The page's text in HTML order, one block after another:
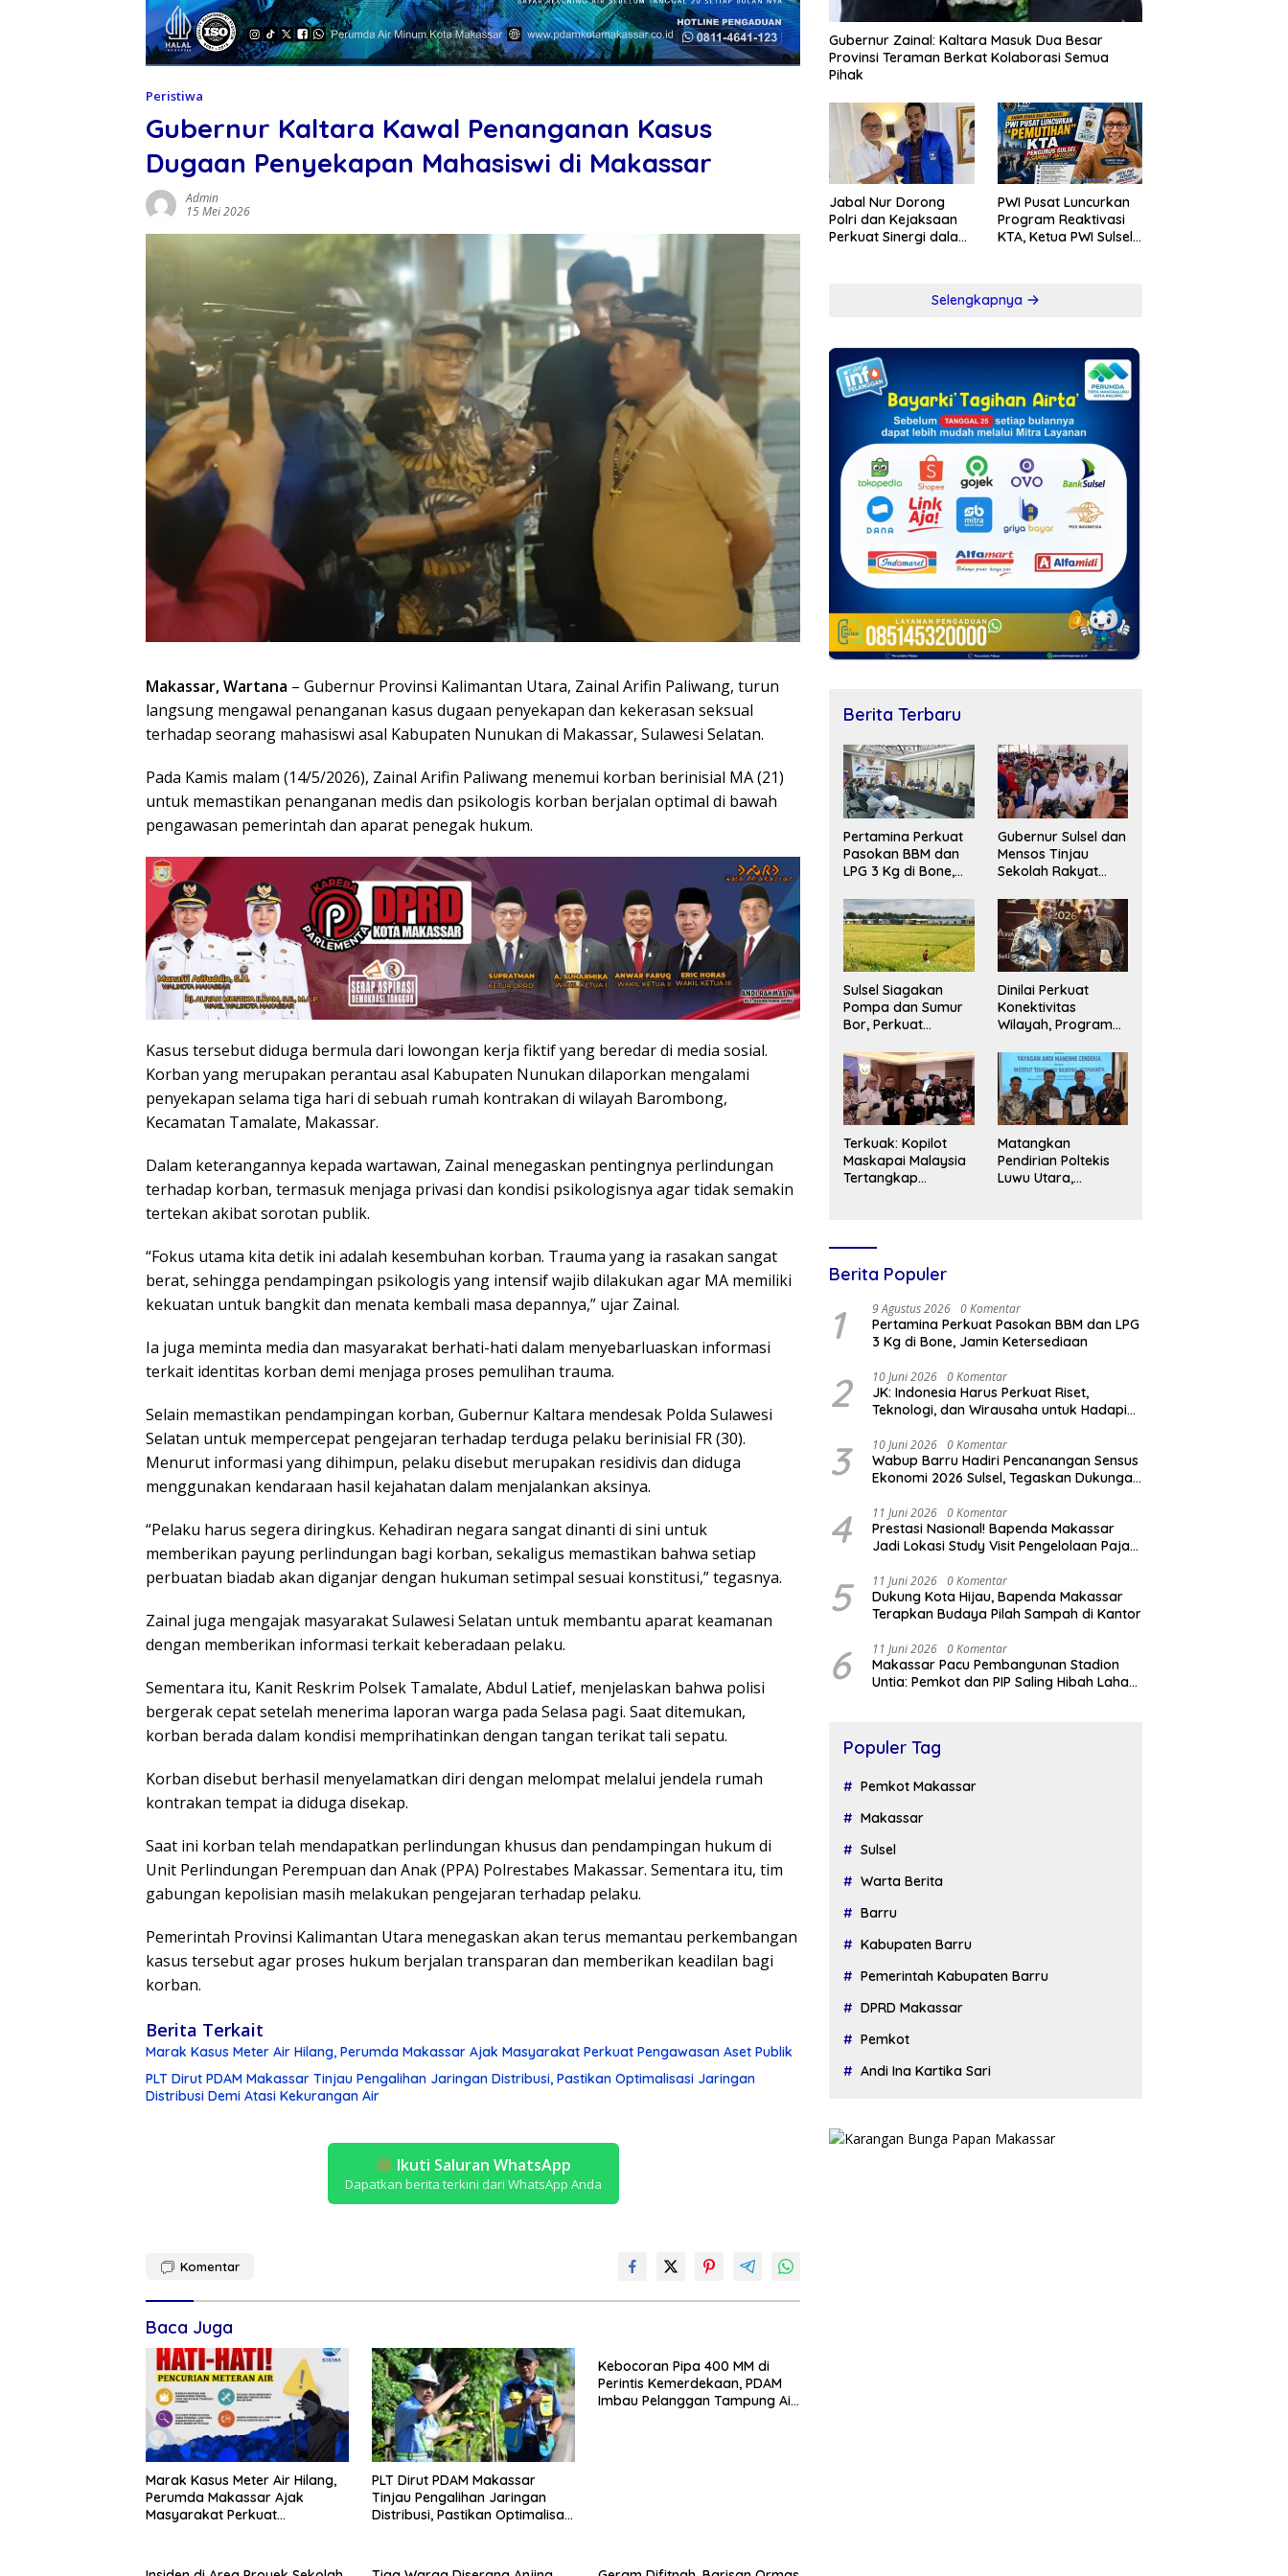
Peristiwa
Gubernur Kaltara Kawal Penanganan Kasus
Dugaan Penyekapan Mahasiswi di Makassar
Admin
15 Mei 2026
Makassar, Wartana – Gubernur Provinsi Kalimantan Utara, Zainal Arifin Paliwang, turun
langsung mengawal penanganan kasus dugaan penyekapan dan kekerasan seksual
terhadap seorang mahasiswi asal Kabupaten Nunukan di Makassar, Sulawesi Selatan.
Pada Kamis malam (14/5/2026), Zainal Arifin Paliwang menemui korban berinisial MA (21)
untuk memastikan penanganan medis dan psikologis korban berjalan optimal di bawah
pengawasan pemerintah dan aparat penegak hukum.
Kasus tersebut diduga bermula dari lowongan kerja fiktif yang beredar di media sosial.
Korban yang merupakan perantau asal Kabupaten Nunukan dilaporkan mengalami
penyekapan selama tiga hari di sebuah rumah kontrakan di wilayah Barombong,
Kecamatan Tamalate, Makassar.
Dalam keterangannya kepada wartawan, Zainal menegaskan pentingnya perlindungan
terhadap korban, termasuk menjaga privasi dan kondisi psikologisnya agar tidak semakin
tertekan akibat sorotan publik.
“Fokus utama kita detik ini adalah kesembuhan korban. Trauma yang ia rasakan sangat
berat, sehingga pendampingan psikologis yang intensif wajib dilakukan agar MA memiliki
kekuatan untuk bangkit dan menata kembali masa depannya,” ujar Zainal.
Ia juga meminta media dan masyarakat berhati-hati dalam menyebarluaskan informasi
terkait identitas korban demi menjaga proses pemulihan trauma.
Selain memastikan pendampingan korban, Gubernur Kaltara mendesak Polda Sulawesi
Selatan untuk mempercepat pengejaran terhadap terduga pelaku berinisial FR (30).
Menurut informasi yang dihimpun, pelaku disebut merupakan residivis dan diduga
menggunakan kendaraan hasil kejahatan dalam menjalankan aksinya.
“Pelaku harus segera diringkus. Kehadiran negara sangat dinanti di sini untuk
memberikan payung perlindungan bagi korban, sekaligus memastikan bahwa setiap
perbuatan biadab akan diganjar dengan hukuman setimpal sesuai konstitusi,” tegasnya.
Zainal juga mengajak masyarakat Sulawesi Selatan untuk membantu aparat keamanan
dengan memberikan informasi terkait keberadaan pelaku.
Sementara itu, Kanit Reskrim Polsek Tamalate, Abdul Latief, menjelaskan bahwa polisi
bergerak cepat setelah menerima laporan warga pada Selasa pagi. Saat ditemukan,
korban berada dalam kondisi memprihatinkan dengan tangan terikat tali sepatu.
Korban disebut berhasil menyelamatkan diri dengan melompat melalui jendela rumah
kontrakan tempat ia diduga disekap.
Saat ini korban telah mendapatkan perlindungan khusus dan pendampingan hukum di
Unit Perlindungan Perempuan dan Anak (PPA) Polrestabes Makassar. Sementara itu, tim
gabungan kepolisian masih melakukan pengejaran terhadap pelaku.
Pemerintah Provinsi Kalimantan Utara menegaskan akan terus memantau perkembangan
kasus tersebut agar proses hukum berjalan transparan dan memberikan keadilan bagi
korban.
Berita Terkait
Marak Kasus Meter Air Hilang, Perumda Makassar Ajak Masyarakat Perkuat Pengawasan Aset Publik
PLT Dirut PDAM Makassar Tinjau Pengalihan Jaringan Distribusi, Pastikan Optimalisasi Jaringan
Distribusi Demi Atasi Kekurangan Air
Ikuti Saluran WhatsApp
Dapatkan berita terkini dari WhatsApp Anda
Komentar
Baca Juga
Marak Kasus Meter Air Hilang,
Perumda Makassar Ajak
Masyarakat Perkuat
PLT Dirut PDAM Makassar
Tinjau Pengalihan Jaringan
Distribusi, Pastikan Optimalisasi
Kebocoran Pipa 400 MM di
Perintis Kemerdekaan, PDAM
Imbau Pelanggan Tampung Air
Gubernur Zainal: Kaltara Masuk Dua Besar
Provinsi Teraman Berkat Kolaborasi Semua
Pihak
Jabal Nur Dorong
Polri dan Kejaksaan
Perkuat Sinergi dalam
PWI Pusat Luncurkan
Program Reaktivasi
KTA, Ketua PWI Sulsel
Selengkapnya
Berita Terbaru
Pertamina Perkuat
Pasokan BBM dan
LPG 3 Kg di Bone,
Gubernur Sulsel dan
Mensos Tinjau
Sekolah Rakyat
Lahan untuk
Perluasan Akses
Pendidikan
Sulsel Siagakan
Pompa dan Sumur
Bor, Perkuat
Hadapi Kekeringan
Ekstrem
Dinilai Perkuat
Konektivitas
Wilayah, Program
Gubernur Sulsel
Menuai Apresiasi
Terkuak: Kopilot
Maskapai Malaysia
Tertangkap
Matangkan
Pendirian Poltekis
Luwu Utara,
Berita Populer
1 9 Agustus 2026 0 Komentar
Pertamina Perkuat Pasokan BBM dan LPG
3 Kg di Bone, Jamin Ketersediaan
2 10 Juni 2026 0 Komentar
JK: Indonesia Harus Perkuat Riset,
Teknologi, dan Wirausaha untuk Hadapi
3 10 Juni 2026 0 Komentar
Wabup Barru Hadiri Pencanangan Sensus
Ekonomi 2026 Sulsel, Tegaskan Dukungan
4 11 Juni 2026 0 Komentar
Prestasi Nasional! Bapenda Makassar
Jadi Lokasi Study Visit Pengelolaan Pajak
5 11 Juni 2026 0 Komentar
Dukung Kota Hijau, Bapenda Makassar
Terapkan Budaya Pilah Sampah di Kantor
6 11 Juni 2026 0 Komentar
Makassar Pacu Pembangunan Stadion
Untia: Pemkot dan PIP Saling Hibah Lahan
Populer Tag
Pemkot Makassar
Makassar
Sulsel
Warta Berita
Barru
Kabupaten Barru
Pemerintah Kabupaten Barru
DPRD Makassar
Pemkot
Andi Ina Kartika Sari